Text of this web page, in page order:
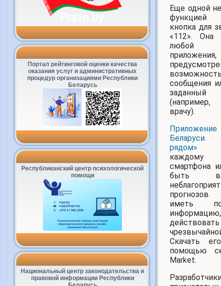
Портал рейтинговой оценки качества
оказания услуг и административных
процедур организациями Республики
Беларусь
Республиканский центр психологической
помощи
Национальный центр законодательства и
правовой информации Республики
Еще одной
функцией
кнопка для
«112». Она
любой
сообщения
врачу).
каждому
смартфона
быть
иметь
Скачать
помощью
Market.